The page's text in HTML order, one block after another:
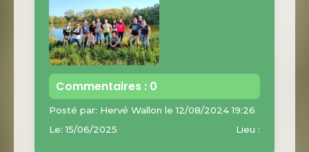
Commentaires : 0
Posté par: Hervé Wallon le 12/08/2024 19:26
Le: 15/06/2025
Lieu :